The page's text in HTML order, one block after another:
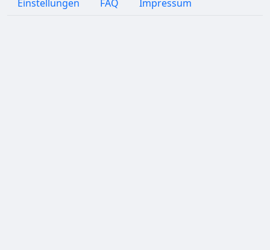
Einstellungen FAQ Impressum